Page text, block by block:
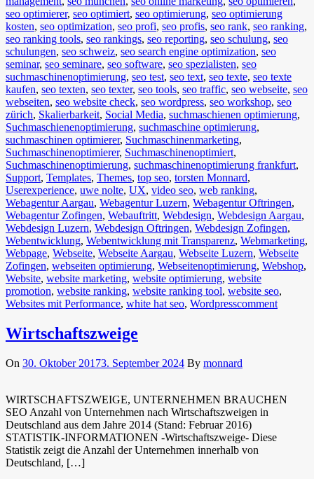
seo optimierer, seo optimiert, seo optimierung, seo optimierung
kosten, seo optimization, seo profi, seo profis, seo rank, seo ranking,
seo ranking tools, seo rankings, seo reporting, seo schulung, seo
schulungen, seo schweiz, seo search engine optimization, seo
seminar, seo seminare, seo software, seo spezialisten, seo
suchmaschinenoptimierung, seo test, seo text, seo texte, seo texte
kaufen, seo texten, seo texter, seo tools, seo traffic, seo webseite, seo
webseiten, seo website check, seo wordpress, seo workshop, seo
zürich, Skalierbarkeit, Social Media, suchmaschienen optimierung,
Suchmaschienenoptimierung, suchmaschine optimierung,
suchmaschinen optimierer, Suchmaschinenmarketing,
Suchmaschinenoptimierer, Suchmaschinenoptimiert,
Suchmaschinenoptimierung, suchmaschinenoptimierung frankfurt,
Support, Templates, Themes, top seo, torsten Monnard,
Userexperience, uwe nolte, UX, video seo, web ranking,
Webagentur Aargau, Webagentur Luzern, Webagentur Oftringen,
Webagentur Zofingen, Webauftritt, Webdesign, Webdesign Aargau,
Webdesign Luzern, Webdesign Oftringen, Webdesign Zofingen,
Webentwicklung, Webentwicklung mit Transparenz, Webmarketing,
Webpage, Webseite, Webseite Aargau, Webseite Luzern, Webseite
Zofingen, webseiten optimierung, Webseitenoptimierung, Webshop,
Website, website marketing, website optimierung, website
promotion, website ranking, website ranking tool, website seo,
Websites mit Performance, white hat seo, Wordpresscomment
Wirtschaftszweige
On 30. Oktober 20173. September 2024 By monnard
WIRTSCHAFTSZWEIGE, UNTERNEHMEN BRAUCHEN
SEO Anzahl von Unternehmen nach Wirtschaftszweigen in
Deutschland aus dem Jahre 2014 (Stand: Februar 2016)
STATISTIK-INFORMATIONEN -Wirtschaftszweige- Diese
Statistik zeigt die Anzahl der Unternehmen innerhalb von
Deutschland, […]